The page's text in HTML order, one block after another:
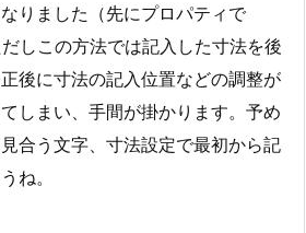
りました（先にプロパティで
だしこの方法では記入した寸法を後
後に寸法の記入位置などの調整が
しまい、手間が掛かります。予め
合う文字、寸法設定で最初から記
ね。